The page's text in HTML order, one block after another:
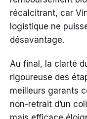
récalcitrant, car
logistique ne
désavantage.
Au final, la clarté
rigoureuse des
meilleurs garants
non-retrait d’un